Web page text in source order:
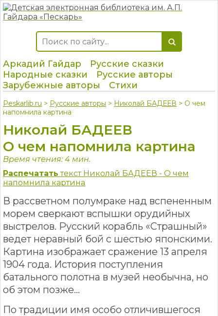
Аркадий Гайдар
Русские сказки
Народные сказки
Русские авторы
Зарубежные авторы
Стихи
Peskarlib.ru > Русские авторы > Николай БАДЕЕВ > О чем
напомнила картина
Николай БАДЕЕВ
О чем напомнила картина
Время чтения: 4 мин.
Распечатать текст Николай БАДЕЕВ - О чем
напомнила картина
В рассветном полумраке над вспененным
морем сверкают вспышки орудийных
выстрелов. Русский корабль «Страшный»
ведет неравный бой с шестью японскими.
Картина изображает сражение 13 апреля
1904 года. История поступления
батального полотна в музей необычна, но
об этом позже...
По традиции имя особо отличившегося